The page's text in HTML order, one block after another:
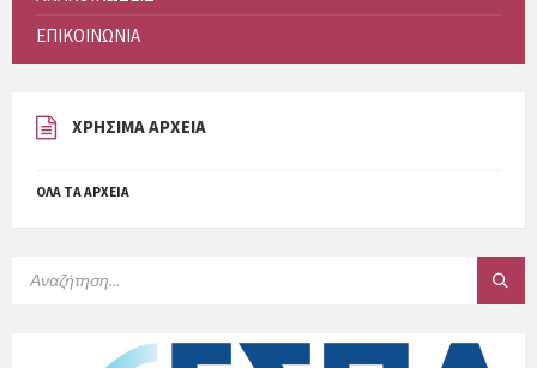
ΕΠΙΚΟΙΝΩΝΙΑ
ΧΡΗΣΙΜΑ ΑΡΧΕΙΑ
ΌΛΑ ΤΑ ΑΡΧΕΊΑ